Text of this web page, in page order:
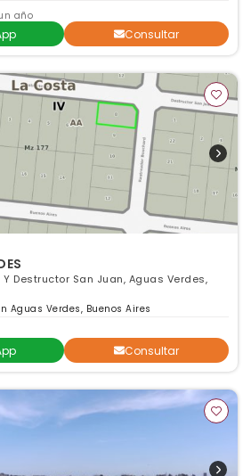
año
Consultar
Destructor San Juan, Aguas Verdes,
Aguas Verdes, Buenos Aires
Consultar